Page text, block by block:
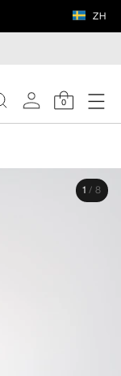
ZH
0
1 / 8